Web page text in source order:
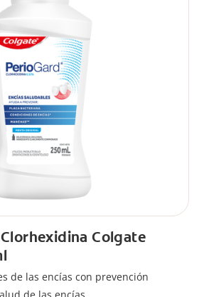
Colgate
de las encías con prevención